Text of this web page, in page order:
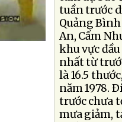
tuần trước
Quảng
An, Cẩm
khu vực
nhất từ
là 16.5
năm 1978.
trước chưa
mưa giảm,